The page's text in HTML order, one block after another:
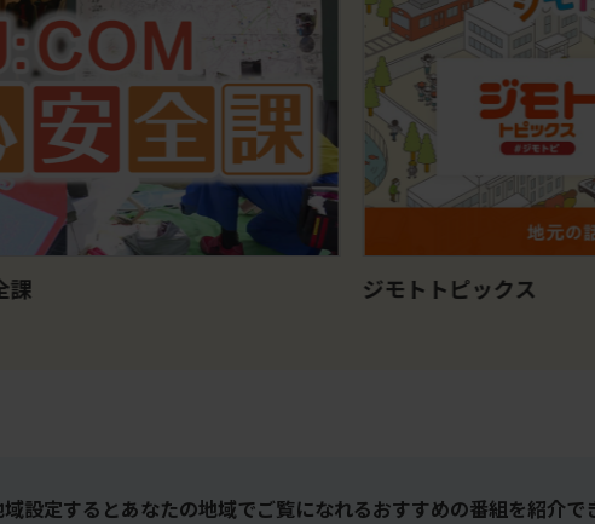
ジモトトピックス
設定するとあなたの地域でご覧になれるおすすめの番組を紹介で